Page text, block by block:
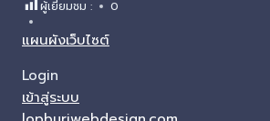
ผู้เยี่ยมชม : 0
แผนผังเว็บไซต์
Login
เข้าสู่ระบบ